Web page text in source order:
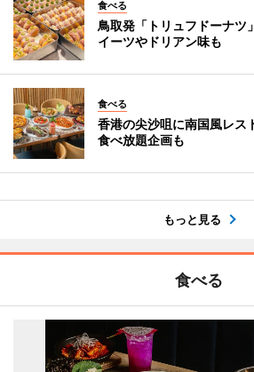
食べる
鳥取発「トリュフドーナ
イーツやドリアン味も
食べる
香港の尖沙咀に南国風レ
食べ放題企画も
もっと見る
食べる